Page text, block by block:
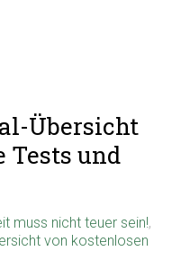
Übersicht
Tests und
muss nicht teuer sein!,
von kostenlosen